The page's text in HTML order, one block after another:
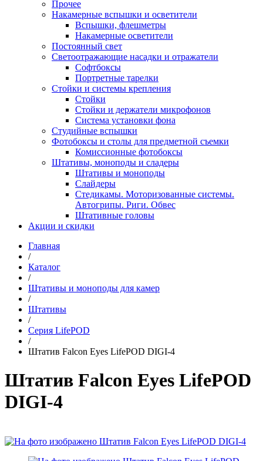
Прочее
Накамерные вспышки и осветители
Вспышки, флешметры
Накамерные осветители
Постоянный свет
Светоотражающие насадки и отражатели
Софтбоксы
Портретные тарелки
Стойки и системы крепления
Стойки
Стойки и держатели микрофонов
Система установки фона
Студийные вспышки
Фотобоксы и столы для предметной съемки
Комиссионные фотобоксы
Штативы, моноподы и сладеры
Штативы и моноподы
Слайдеры
Стедикамы. Моторизованные системы.
Автогрипы. Риги. Обвес
Штативные головы
Акции и скидки
Главная
/
Каталог
/
Штативы и моноподы для камер
/
Штативы
/
Серия LifePOD
/
Штатив Falcon Eyes LifePOD DIGI-4
Штатив Falcon Eyes LifePOD
DIGI-4